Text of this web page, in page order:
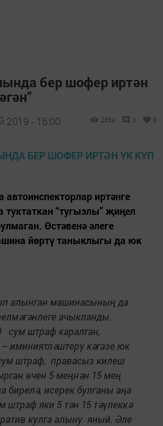
бер шофер иртән
2019 - 16:00 2554 0 0
иртәнге
“тугызлы” җиңел
Өстәвенә әлеге
йөртү таныклыгы да юк
алынган машинасының да
ачыкланды.
штраф каралган,
– иминиятләштерү кәгазе юк
штраф, правасыз килеш
өчен 5 меңнән 15 мең
бирелә, исерек булганы аңа
штраф яки 5 тән 15 тәүлеккә
кулга алыну яный. Әле